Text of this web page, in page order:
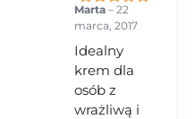
Oceniono
na 5
Marta – 22
marca, 2017
Idealny
krem dla
osób z
wrażliwą i